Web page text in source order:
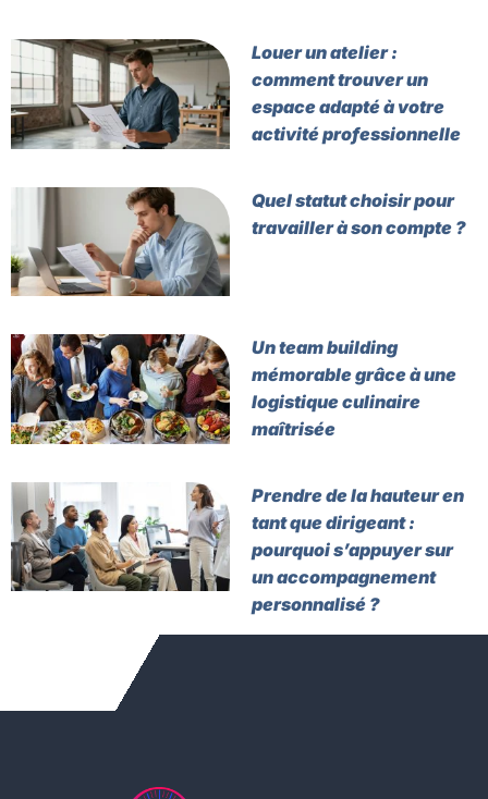
Louer un atelier :
comment trouver un
espace adapté à votre
activité professionnelle
Quel statut choisir pour
travailler à son compte ?
Un team building
mémorable grâce à une
logistique culinaire
maîtrisée
Prendre de la hauteur en
tant que dirigeant :
pourquoi s’appuyer sur
un accompagnement
personnalisé ?